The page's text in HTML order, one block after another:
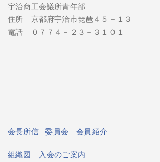
宇治商工会議所青年部
住所 京都府宇治市琵琶４５－１３
電話 ０７７４－２３－３１０１
会長所信 委員会会員紹介
組織図 入会のご案内